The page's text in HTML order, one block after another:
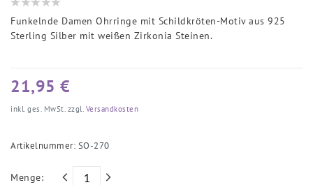
Funkelnde Damen Ohrringe mit Schildkröten-Motiv aus 925
Sterling Silber mit weißen Zirkonia Steinen.
21,95 €
inkl. ges. MwSt. zzgl. Versandkosten
Artikelnummer: SO-270
Menge: